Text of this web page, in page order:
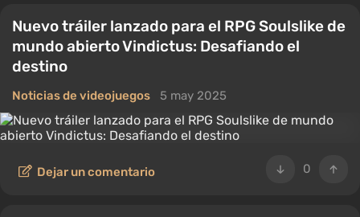
Nuevo tráiler lanzado para el RPG Soulslike de
mundo abierto Vindictus: Desafiando el
destino
Noticias de videojuegos 5 may 2025
0
Dejar un comentario